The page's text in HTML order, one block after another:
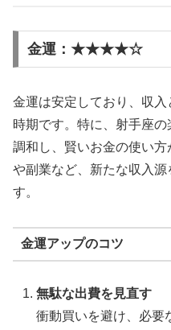
金運：★★★★☆
金運は安定しており、収
時期です。特に、射手座
調和し、賢いお金の使い
や副業など、新たな収入
す。
金運アップのコツ
無駄な出費を見直す
衝動買いを避け、必要